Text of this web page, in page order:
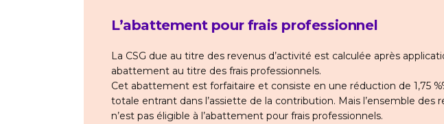
L’abattement pour frais professionnel
La CSG due au titre des revenus d’activité est calculée après
abattement au titre des frais professionnels.
Cet abattement est forfaitaire et consiste en une réduction de 1,75
totale entrant dans l’assiette de la contribution. Mais l’ensemble des
n’est pas éligible à l’abattement pour frais professionnels.